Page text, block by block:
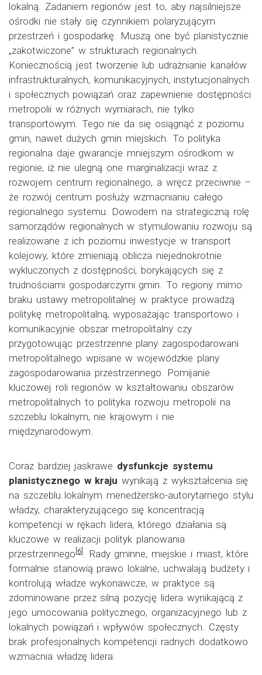
lokalną. Zadaniem regionów jest to, aby najsilniejsze
ośrodki nie stały się czynnikiem polaryzującym
przestrzeń i gospodarkę. Muszą one być planistycznie
„zakotwiczone” w strukturach regionalnych.
Koniecznością jest tworzenie lub udrażnianie kanałów
infrastrukturalnych, komunikacyjnych, instytucjonalnych
i społecznych powiązań oraz zapewnienie dostępności
metropolii w różnych wymiarach, nie tylko
transportowym. Tego nie da się osiągnąć z poziomu
gmin, nawet dużych gmin miejskich. To polityka
regionalna daje gwarancje mniejszym ośrodkom w
regionie, iż nie ulegną one marginalizacji wraz z
rozwojem centrum regionalnego, a wręcz przeciwnie –
że rozwój centrum posłuży wzmacnianiu całego
regionalnego systemu. Dowodem na strategiczną rolę
samorządów regionalnych w stymulowaniu rozwoju są
realizowane z ich poziomu inwestycje w transport
kolejowy, które zmieniają oblicza niejednokrotnie
wykluczonych z dostępności, borykających się z
trudnościami gospodarczymi gmin. To regiony mimo
braku ustawy metropolitalnej w praktyce prowadzą
politykę metropolitalną, wyposażając transportowo i
komunikacyjnie obszar metropolitalny czy
przygotowując przestrzenne plany zagospodarowani
metropolitalnego wpisane w wojewódzkie plany
zagospodarowania przestrzennego. Pomijanie
kluczowej roli regionów w kształtowaniu obszarów
metropolitalnych to polityka rozwoju metropolii na
szczeblu lokalnym, nie krajowym i nie
międzynarodowym.
Coraz bardziej jaskrawe dysfunkcje systemu
planistycznego w kraju wynikają z wykształcenia się
na szczeblu lokalnym menedżersko-autorytarnego stylu
władzy, charakteryzującego się koncentracją
kompetencji w rękach lidera, którego działania są
kluczowe w realizacji polityk planowania
przestrzennego [6] . Rady gminne, miejskie i miast, które
formalnie stanowią prawo lokalne, uchwalają budżety i
kontrolują władze wykonawcze, w praktyce są
zdominowane przez silną pozycję lidera wynikającą z
jego umocowania politycznego, organizacyjnego lub z
lokalnych powiązań i wpływów społecznych. Częsty
brak profesjonalnych kompetencji radnych dodatkowo
wzmacnia władzę lidera.